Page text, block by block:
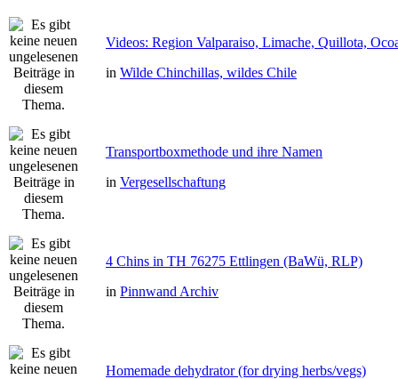
Videos: Region Valparaiso, Limache, Quillota,
in Wilde Chinchillas, wildes Chile
Transportboxmethode und ihre Namen
in Vergesellschaftung
4 Chins in TH 76275 Ettlingen (BaWü, RLP)
in Pinnwand Archiv
Homemade dehydrator (for drying herbs/vegs)